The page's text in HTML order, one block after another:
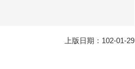
上版日期：102-01-29